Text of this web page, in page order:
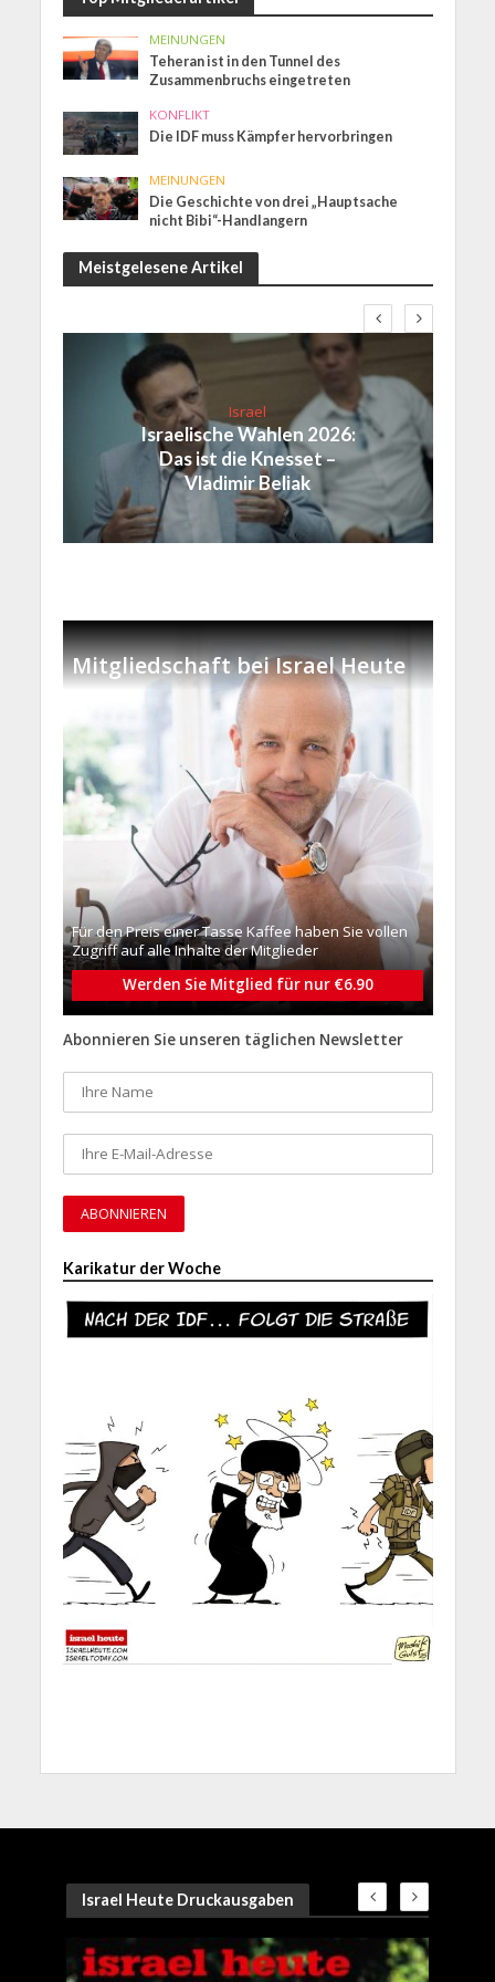
MEINUNGEN
Teheran ist in den Tunnel des
Zusammenbruchs eingetreten
KONFLIKT
Die IDF muss Kämpfer hervorbringen
MEINUNGEN
Die Geschichte von drei „Hauptsache
nicht Bibi“-Handlangern
Meistgelesene Artikel
Israel
Israelische Wahlen 2026:
Das ist die Knesset –
Vladimir Beliak
Mitgliedschaft bei Israel Heute
Für den Preis einer Tasse Kaffee haben Sie vollen
Zugriff auf alle Inhalte der Mitglieder
Werden Sie Mitglied für nur €6.90
Abonnieren Sie unseren täglichen Newsletter
Karikatur der Woche
Israel Heute Druckausgaben